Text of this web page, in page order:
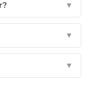
▼
▼
▼